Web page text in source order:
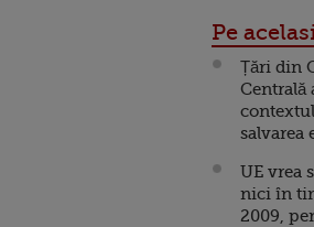
Pe
Țări din
Centrală
salvarea
UE vrea
nici în
2009,